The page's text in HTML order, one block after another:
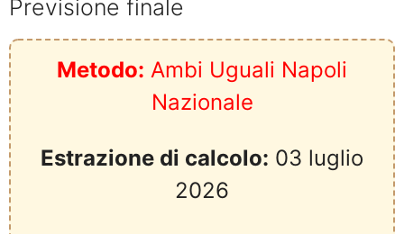
Previsione finale
Metodo: Ambi Uguali Napoli
Nazionale
Estrazione di calcolo: 03 luglio
2026